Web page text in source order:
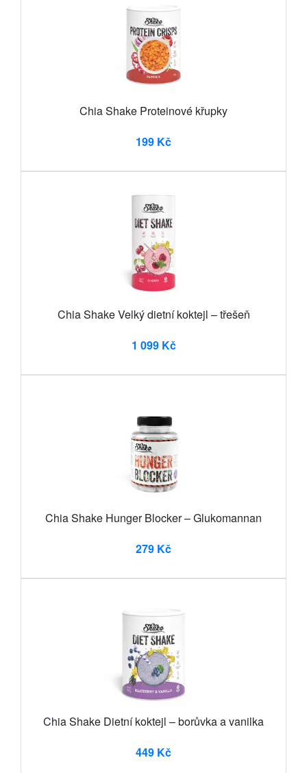
Chia Shake Proteinové křupky
199 Kč
Chia Shake Velký dietní koktejl – třešeň
1 099 Kč
Chia Shake Hunger Blocker – Glukomannan
279 Kč
Chia Shake Dietní koktejl – borůvka a vanilka
449 Kč